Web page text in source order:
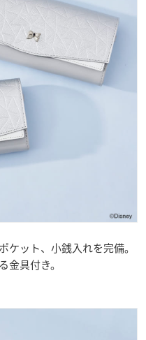
ケット、小銭入れを完備。
金具付き。